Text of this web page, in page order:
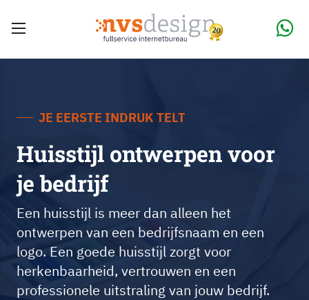
JE EERSTE INDRUK TELT
Huisstijl ontwerpen voor
je bedrijf
Een huisstijl is meer dan alleen het
ontwerpen van een bedrijfsnaam en een
logo. Een goede huisstijl zorgt voor
herkenbaarheid, vertrouwen en een
professionele uitstraling van jouw bedrijf.